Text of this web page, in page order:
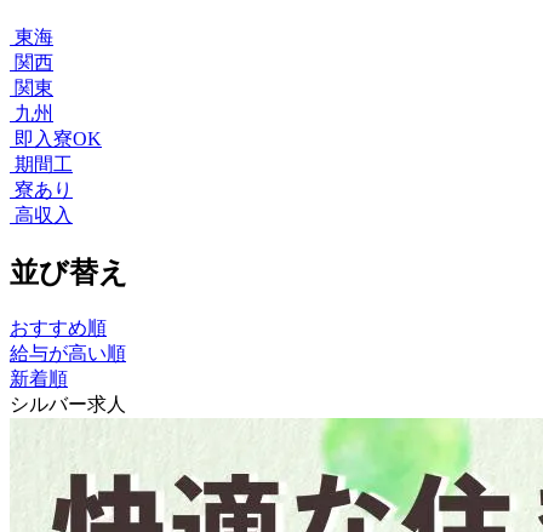
東海
関西
関東
九州
即入寮OK
期間工
寮あり
高収入
並び替え
おすすめ順
給与が高い順
新着順
シルバー求人